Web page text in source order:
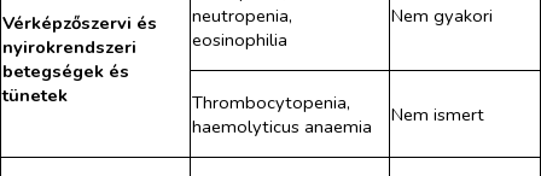
Vérképzőszervi és
nyirokrendszeri
betegségek és
tünetek
neutropenia,
eosinophilia
Nem gyakori
Thrombocytopenia,
haemolyticus anaemia
Nem ismert